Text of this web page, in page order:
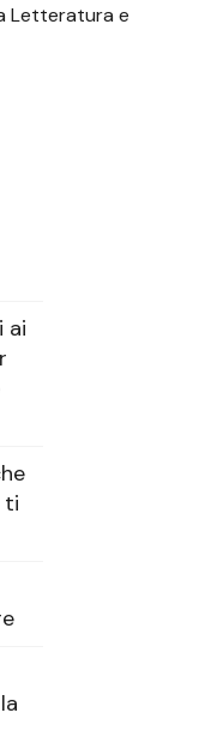
Letteratura e
ai
ti